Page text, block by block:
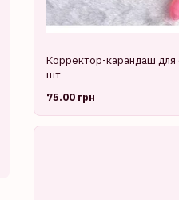
Корректор-карандаш для
шт
75.00 грн